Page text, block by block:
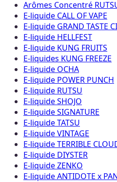
Arômes Concentré
E-liquide CALL OF VAPE
E-liquide GRAND TASTE
E-liquide HELLFEST
E-liquide KUNG FRUITS
E-liquides KUNG FREEZE
E-liquide OCHA
E-liquide POWER PUNCH
E-liquide RUTSU
E-liquide SHOJO
E-liquide SIGNATURE
E-liquide TATSU
E-liquide VINTAGE
E-liquide TERRIBLE
E-liquide DIYSTER
E-liquide ZENKO
E-liquide ANTIDOTE x